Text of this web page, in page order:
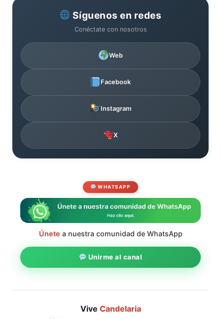
Síguenos en redes
Conéctate con nosotros
Web
Facebook
Instagram
X
WHATSAPP
Únete a nuestra comunidad de WhatsApp
Unirme al canal
Vive Candelaria